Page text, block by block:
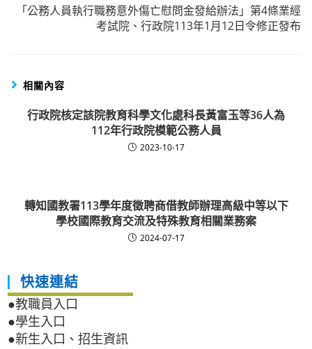
「公務人員執行職務意外傷亡慰問金發給辦法」第4條業經
考試院、行政院113年1月12日令修正發布
相關內容
行政院核定該院教育科學文化處科長黃富玉等36人為
112年行政院模範公務人員
2023-10-17
轉知國教署113學年度徵聘商借教師辦理高級中等以下
學校國際教育交流及特殊教育相關業務案
2024-07-17
快速連結
●教職員入口
●學生入口
●新生入口、招生資訊